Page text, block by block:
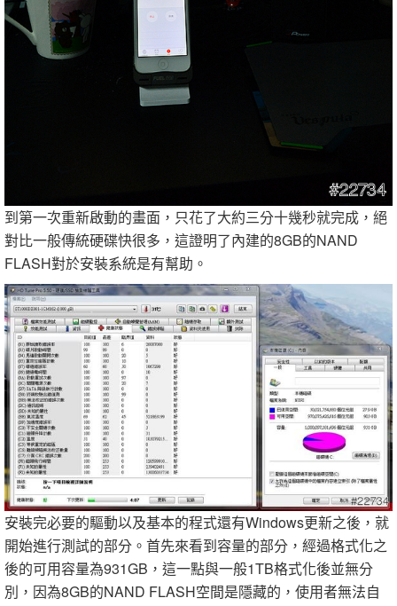
到第一次重新啟動的畫面，只花了大約三分十幾秒就完成，絕
對比一般傳統硬碟快很多，這證明了內建的8GB的NAND
FLASH對於安裝系統是有幫助。
安裝完必要的驅動以及基本的程式還有Windows更新之後，就
開始進行測試的部分。首先來看到容量的部分，經過格式化之
後的可用容量為931GB，這一點與一般1TB格式化後並無分
別，因為8GB的NAND FLASH空間是隱藏的，使用者無法自